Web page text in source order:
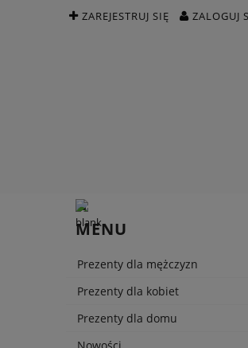
ZAREJESTRUJ SIĘ ZALOGUJ
MENU
Prezenty dla mężczyzn
Prezenty dla kobiet
Prezenty dla domu